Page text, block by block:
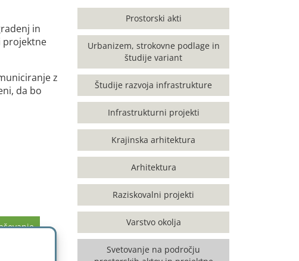
in
projektne
z
da bo
Prostorski akti
Urbanizem, strokovne podlage in
študije variant
Študije razvoja infrastrukture
Infrastrukturni projekti
Krajinska arhitektura
Arhitektura
Raziskovalni projekti
Varstvo okolja
Svetovanje na področju